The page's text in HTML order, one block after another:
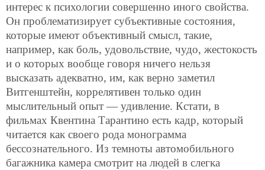
интерес к психологии совершенно иного свойства.
Он проблематизирует субъективные состояния,
которые имеют объективный смысл, такие,
например, как боль, удовольствие, чудо, жестокость
и о которых вообще говоря ничего нельзя
высказать адекватно, им, как верно заметил
Витгенштейн, коррелятивен только один
мыслительный опыт — удивление. Кстати, в
фильмах Квентина Тарантино есть кадр, который
читается как своего рода монограмма
бессознательного. Из темноты автомобильного
багажника камера смотрит на людей в слегка